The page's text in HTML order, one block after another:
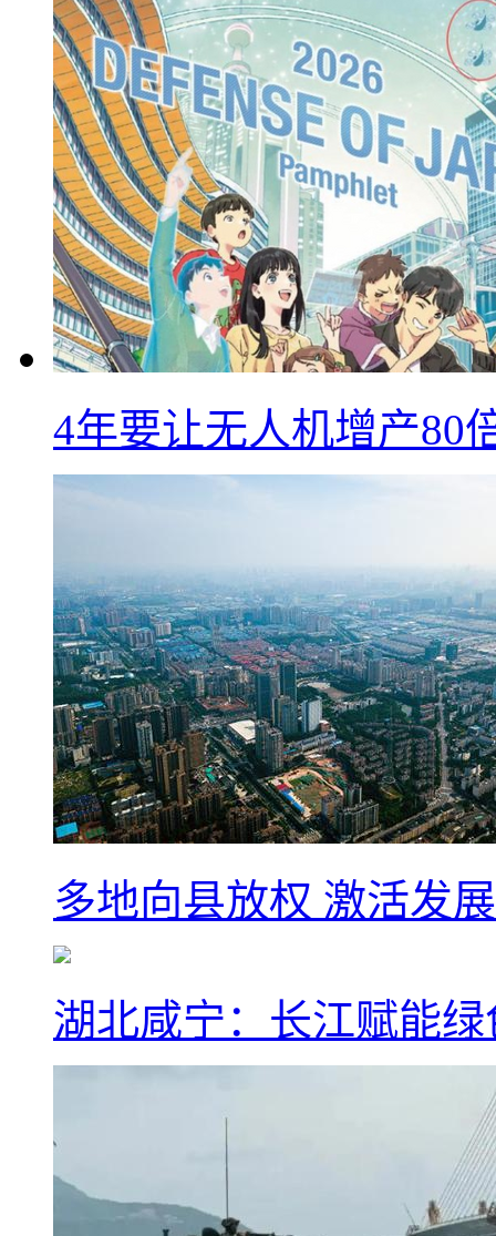
4年要让无人机增产80
多地向县放权 激活发
湖北咸宁：长江赋能